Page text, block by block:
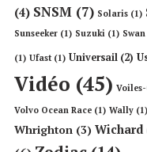
(4) SNSM (7) Solaris (1)
Sunseeker (1) Suzuki (1) Swan
(1) Ufast(1) Universail (2)
Vidéo (45)
Volvo Ocean Race (1) Wally (1)
Whrighton (3) Wichard